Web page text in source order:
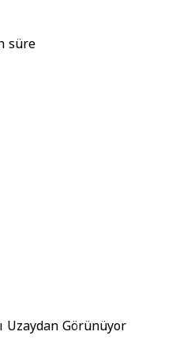
süre
Uzaydan Görünüyor